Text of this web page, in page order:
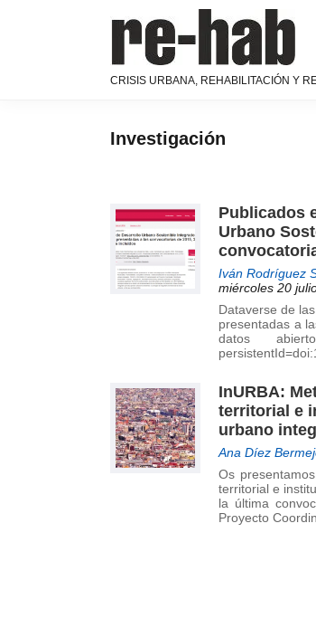
RE-
Crisis
urbana,
Página
y
adaptación
de
nuestras
ciudades
del Grupo
de
Investigación
en
CRISIS URBANA, REHABILITACIÓN Y
Investigación
Publicados
Urbano
Iván Rodríguez
miércoles 20
Dataverse de
presentadas a
datos abiertos
InURBA:
territorial e
urbano
Ana Díez
Os
territorial e
la última
Proyecto